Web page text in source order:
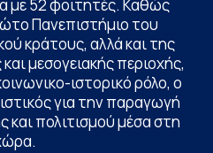
με 52 φοιτητές. Καθώς
Πανεπιστήμιο του
κράτους, αλλά και της
μεσογειακής περιοχής,
ιστορικό ρόλο, ο
για την παραγωγή
και πολιτισμού μέσα στη